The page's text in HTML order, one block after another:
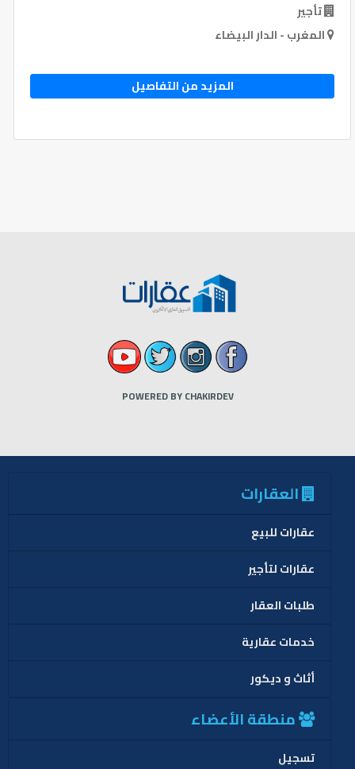
تأجير
المغرب - الدار البيضاء
المزيد من التفاصيل
POWERED BY CHAKIRDEV
العقارات
عقارات للبيع
عقارات لتأجير
طلبات العقار
خدمات عقارية
أثاث و ديكور
منطقة الأعضاء
تسجيل